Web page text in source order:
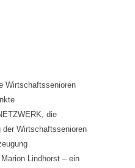
Wirtschaftssenioren
die
der Wirtschaftssenioren
Lindhorst – ein